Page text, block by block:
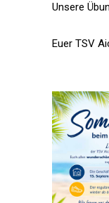
Unsere
Euer TSV